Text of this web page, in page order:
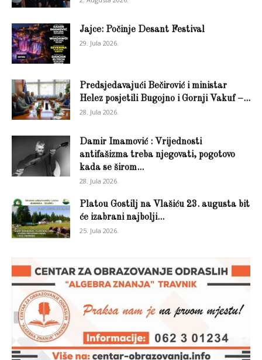
Jajce: Počinje Desant Festival
29. Jula 2026.
Predsjedavajući Bečirović i ministar
Helez posjetili Bugojno i Gornji Vakuf –...
28. Jula 2026.
Damir Imamović : Vrijednosti
antifašizma treba njegovati, pogotovo
kada se širom...
28. Jula 2026.
Platou Gostilj na Vlašiću 23. augusta bit
će izabrani najbolji...
25. Jula 2026.